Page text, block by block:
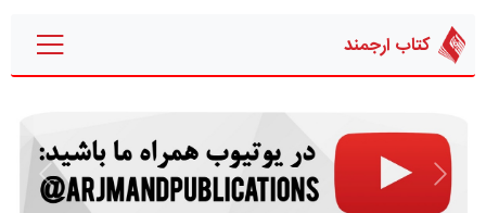
کتاب ارجمند
قبلی بعدی